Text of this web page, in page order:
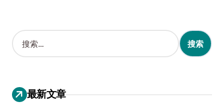
搜
索
：
最新文章